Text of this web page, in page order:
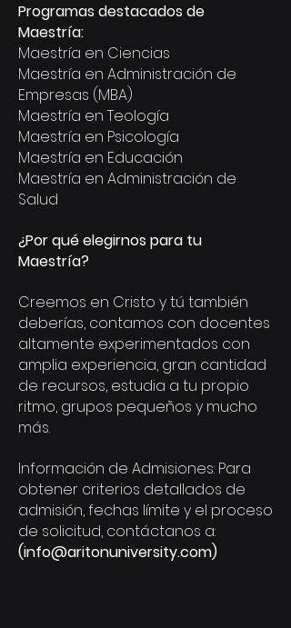
Programas destacados de
Maestría:
Maestría en Ciencias
Maestría en Administración de
Empresas (MBA)
Maestría en Teología
Maestría en Psicología
Maestría en Educación
Maestría en Administración de
Salud
¿Por qué elegirnos para tu
Maestría?
Creemos en Cristo y tú también
deberías, contamos con docentes
altamente experimentados con
amplia experiencia, gran cantidad
de recursos, estudia a tu propio
ritmo, grupos pequeños y mucho
más.
Información de Admisiones: Para
obtener criterios detallados de
admisión, fechas límite y el proceso
de solicitud, contáctanos a:
(info@aritonuniversity.com)